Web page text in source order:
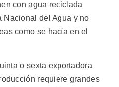
con agua reciclada
Nacional del Agua y no
como se hacía en el
o sexta exportadora
requiere grandes